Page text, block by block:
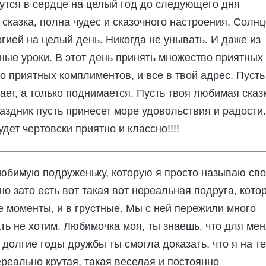
в сердце на целый год до следующего дня
полна чудес и сказочного настроения.
на целый день. Никогда не унывать. И даже из
уроки. В этот день принять множество приятных
комплиментов, и все в твой адрес. Пусть
а только поднимается. Пусть твоя любимая
пусть принесет море удовольствия и радости.
чертовски приятно и классно!!!!
подруженьку, которую я просто называю
зато есть вот такая вот нереальная подруга,
моменты, и в грустные. Мы с ней пережили много
не хотим. Любимочка моя, ты знаешь, что для
годы дружбы ты смогла доказать, что я на
крутая, такая веселая и постоянно